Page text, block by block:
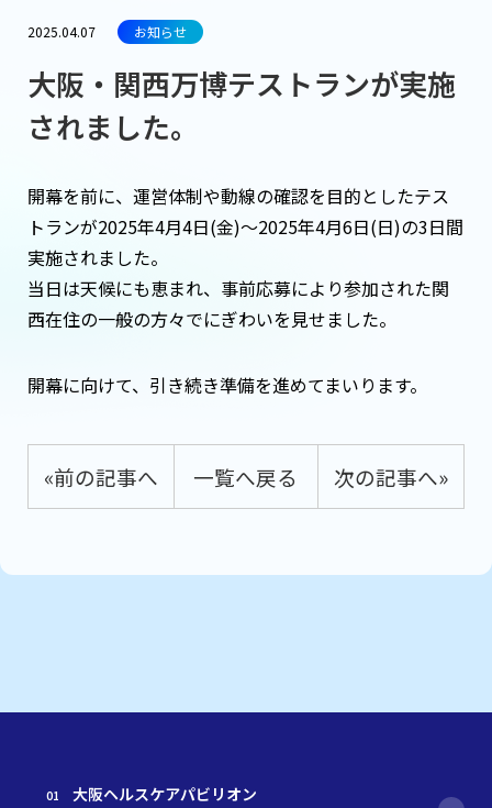
2025.04.07 お知らせ
大阪・関西万博テストランが実施
されました。
開幕を前に、運営体制や動線の確認を目的としたテス
トランが2025年4月4日(金)～2025年4月6日(日)の3日間
実施されました。
当日は天候にも恵まれ、事前応募により参加された関
西在住の一般の方々でにぎわいを見せました。
開幕に向けて、引き続き準備を進めてまいります。
«前の記事へ 次の記事へ»
一覧へ戻る
大阪ヘルスケアパビリオン